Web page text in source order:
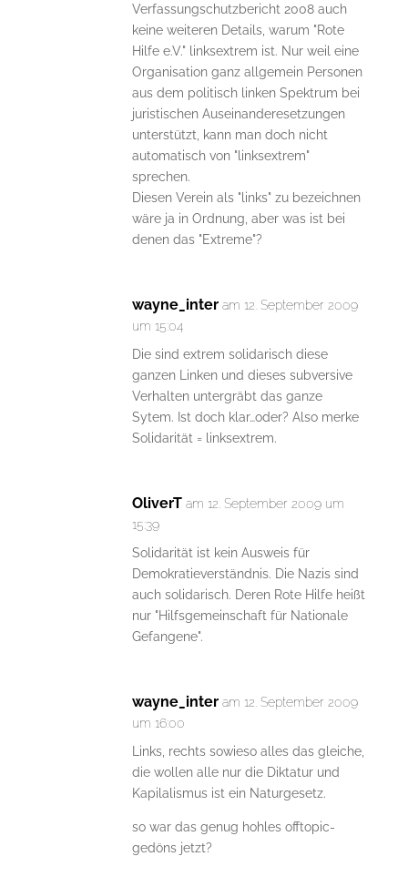
Verfassungschutzbericht 2008 auch
keine weiteren Details, warum "Rote
Hilfe e.V." linksextrem ist. Nur weil eine
Organisation ganz allgemein Personen
aus dem politisch linken Spektrum bei
juristischen Auseinanderesetzungen
unterstützt, kann man doch nicht
automatisch von "linksextrem"
sprechen.
Diesen Verein als "links" zu bezeichnen
wäre ja in Ordnung, aber was ist bei
denen das "Extreme"?
wayne_inter am 12. September 2009
um 15:04
Die sind extrem solidarisch diese
ganzen Linken und dieses subversive
Verhalten untergräbt das ganze
Sytem. Ist doch klar…oder? Also merke
Solidarität = linksextrem.
OliverT am 12. September 2009 um
15:39
Solidarität ist kein Ausweis für
Demokratieverständnis. Die Nazis sind
auch solidarisch. Deren Rote Hilfe heißt
nur "Hilfsgemeinschaft für Nationale
Gefangene".
wayne_inter am 12. September 2009
um 16:00
Links, rechts sowieso alles das gleiche,
die wollen alle nur die Diktatur und
Kapilalismus ist ein Naturgesetz.
so war das genug hohles offtopic-
gedöns jetzt?